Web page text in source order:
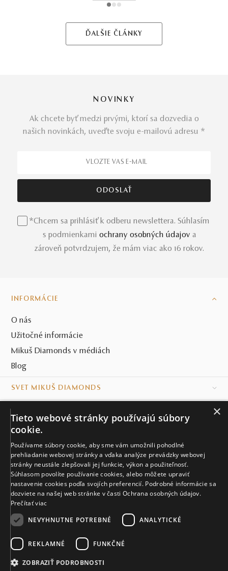
1 2 3
ĎALŠIE ČLÁNKY
NOVINKY
Ak chcete byť medzi prvými, ktorí sa dozvedia o
našich novinkách, uveďte svoju e-mailovú adresu *
*Chcem sa prihlásiť k odberu newslettera. Súhlasím
s podmienkami ochrany osobných údajov a
zároveň potvrdzujem, že mám viac ako 16 rokov.
INFORMÁCIE
O nás
Užitočné informácie
Mikuš Diamonds v médiách
Blog
SVET MIKUŠ DIAMONDS
KONTAKT
Naše klenotníctva
Sídlo spoločnosti
© MIKUŠ DIAMONDS, A.S. 2026. VŠETKY PRÁVA VYHRADENÉ.
×
Tieto webové stránky používajú súbory
cookie.
Používame súbory cookie, aby sme vám umožnili pohodlné
prehliadanie webovej stránky a vďaka analýze prevádzky webovej
stránky neustále zlepšovali jej funkcie, výkon a použiteľnosť.
Súhlasom povolíte používanie cookies, alebo môžete upraviť
nastavenie cookies podľa svojích preferencií. Podrobné informácie sa
dozviete na našej web stránke v časti Ochrana osobných údajov.
Prečítať viac
NEVYHNUTNE POTREBNÉ
ANALYTICKÉ
REKLAMNÉ FUNKČNÉ
ZOBRAZIŤ PODROBNOSTI